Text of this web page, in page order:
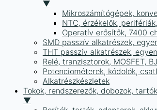
▼
Mikroszámítógépek,
NTC, érzékelők,
Operatív erősítők, 7400
SMD passzív alkatrészek,
THT passzív alkatrészek,
Relé, tranzisztorok, MOSFET,
Potenciométerek, kódolók,
Alkatrészkészletek
Tokok, rendszerezők, dobozok,
▼